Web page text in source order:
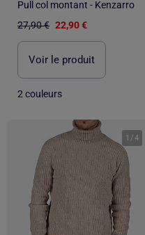
Pull col montant - Kenzarro
27,90 € 22,90 €
Voir le produit
2 couleurs
1 /4